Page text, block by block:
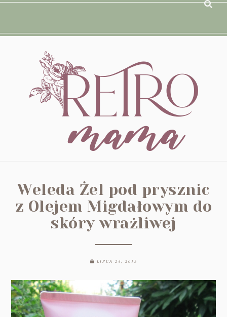
Weleda Żel pod prysznic
z Olejem Migdałowym do
skóry wrażliwej
LIPCA 24, 2015